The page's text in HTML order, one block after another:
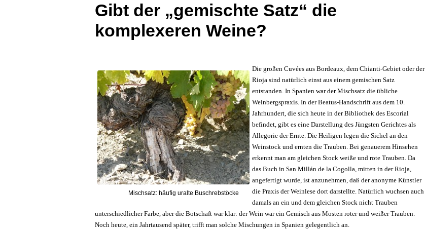
Gibt der „gemischte Satz“ die
komplexeren Weine?
Mischsatz: häufig uralte Buschrebstöcke
Die großen Cuvées aus Bordeaux, dem Chianti-Gebiet oder der
Rioja sind natürlich einst aus einem gemischen Satz
entstanden. In Spanien war der Mischsatz die übliche
Weinbergspraxis. In der Beatus-Handschrift aus dem 10.
Jahrhundert, die sich heute in der Bibliothek des Escorial
befindet, gibt es eine Darstellung des Jüngsten Gerichtes als
Allegorie der Ernte. Die Heiligen legen die Sichel an den
Weinstock und ernten die Trauben. Bei genauerem Hinsehen
erkennt man am gleichen Stock weiße und rote Trauben. Da
das Buch in San Millán de la Cogolla, mitten in der Rioja,
angefertigt wurde, ist anzunehmen, daß der anonyme Künstler
die Praxis der Weinlese dort darstellte. Natürlich wuchsen auch
damals an ein und dem gleichen Stock nicht Trauben
unterschiedlicher Farbe, aber die Botschaft war klar: der Wein war ein Gemisch aus Mosten roter und weißer Trauben.
Noch heute, ein Jahrtausend später, trifft man solche Mischungen in Spanien gelegentlich an.